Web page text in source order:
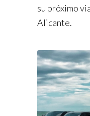
su próximo
Alicante.